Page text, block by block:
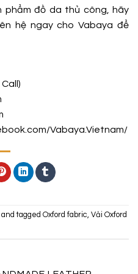
phẩm đồ da thủ công, hãy
hệ ngay cho Vabaya để
Vabaya.Vietnam/
and tagged Oxford fabric, Vải Oxford